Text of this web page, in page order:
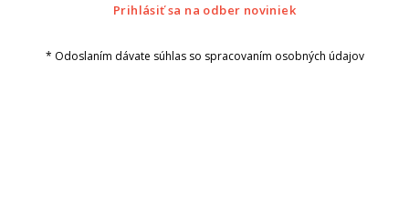
Prihlásiť sa na odber noviniek
* Odoslaním dávate súhlas so spracovaním osobných údajov